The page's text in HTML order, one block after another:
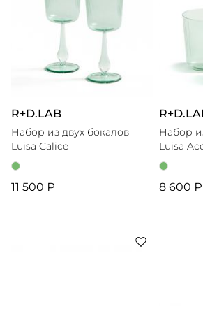
R+D.LAB
Набор из двух бокалов
Luisa Calice
11 500 ₽
Набор
Luisa
8 600 ₽